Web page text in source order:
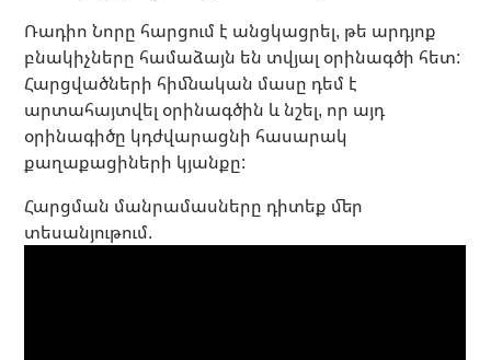
Ռադիո Նորը հարցում է անցկացրել, թե արդյոք
բնակիչները համաձայն են տվյալ օրինագծի հետ:
Հարցվածների հիմնական մասը դեմ է
արտահայտվել օրինագծին և նշել, որ այդ
օրինագիծը կդժվարացնի հասարակ
քաղաքացիների կյանքը:
Հարցման մանրամասները դիտեք մեր
տեսանյութում.